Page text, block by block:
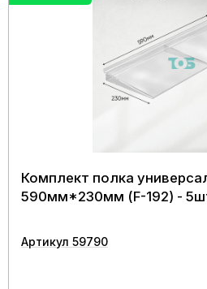
Комплект полка
590мм*230мм (F-192) -
Артикул 59790